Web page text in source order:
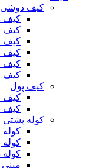
کیف دوشی
کیف
کیف
کیف
کیف
کیف
کیف
کیف پول
کیف
کیف
کوله پشتی
کوله
مینی